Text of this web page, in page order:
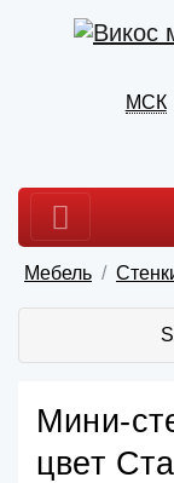
МСК
Мебель
Мини-
цвет